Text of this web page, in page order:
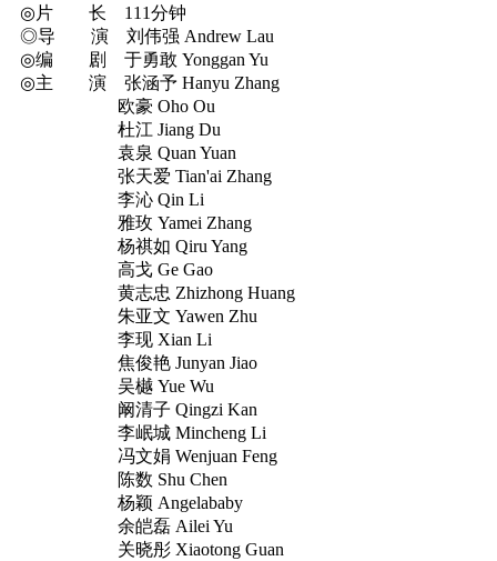
◎片 长 111分钟
◎导 演 刘伟强 Andrew Lau
◎编 剧 于勇敢 Yonggan Yu
◎主 演 张涵予 Hanyu Zhang
欧豪 Oho Ou
杜江 Jiang Du
袁泉 Quan Yuan
张天爱 Tian'ai Zhang
李沁 Qin Li
雅玫 Yamei Zhang
杨祺如 Qiru Yang
高戈 Ge Gao
黄志忠 Zhizhong Huang
朱亚文 Yawen Zhu
李现 Xian Li
焦俊艳 Junyan Jiao
吴樾 Yue Wu
阚清子 Qingzi Kan
李岷城 Mincheng Li
冯文娟 Wenjuan Feng
陈数 Shu Chen
杨颖 Angelababy
余皑磊 Ailei Yu
关晓彤 Xiaotong Guan